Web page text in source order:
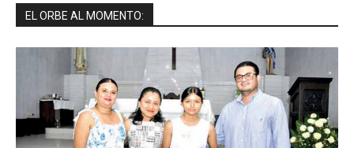
EL ORBE AL MOMENTO: